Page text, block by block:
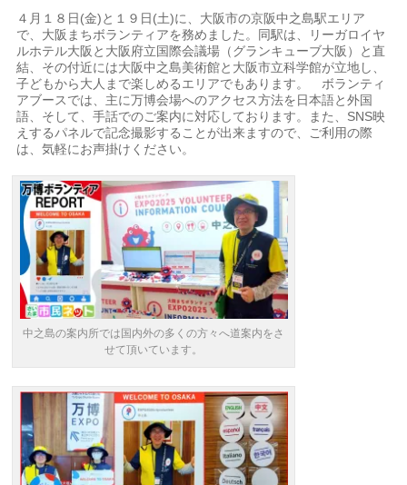
４月１８日(金)と１９日(土)に、大阪市の京阪中之島駅エリア
で、大阪まちボランティアを務めました。同駅は、リーガロイヤ
ルホテル大阪と大阪府立国際会議場（グランキューブ大阪）と直
結、その付近には大阪中之島美術館と大阪市立科学館が立地し、
子どもから大人まで楽しめるエリアでもあります。 ボランティ
アブースでは、主に万博会場へのアクセス方法を日本語と外国
語、そして、手話でのご案内に対応しております。また、SNS映
えするパネルで記念撮影することが出来ますので、ご利用の際
は、気軽にお声掛けください。
中之島の案内所では国内外の多くの方々へ道案内をさ
せて頂いています。